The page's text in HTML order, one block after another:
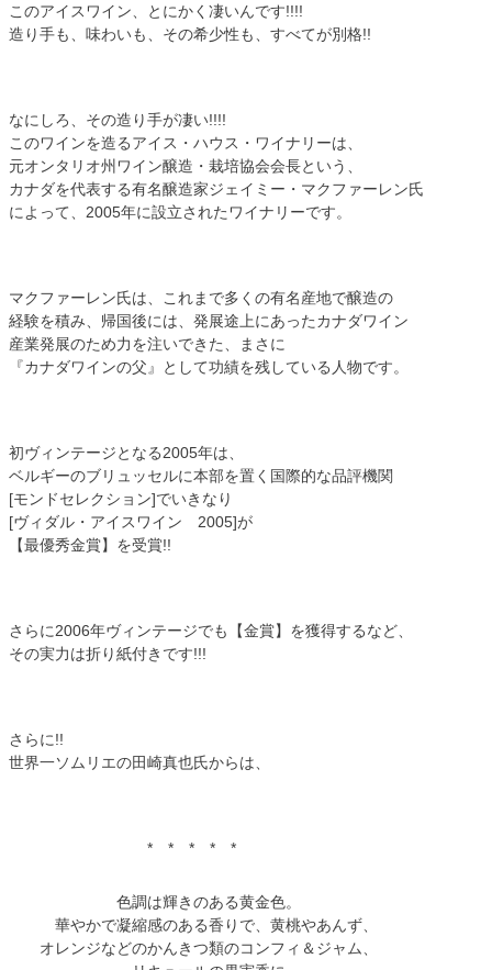
このアイスワイン、とにかく凄いんです!!!!
造り手も、味わいも、その希少性も、すべてが別格!!
なにしろ、その造り手が凄い!!!!
このワインを造るアイス・ハウス・ワイナリーは、
元オンタリオ州ワイン醸造・栽培協会会長という、
カナダを代表する有名醸造家ジェイミー・マクファーレン氏
によって、2005年に設立されたワイナリーです。
マクファーレン氏は、これまで多くの有名産地で醸造の
経験を積み、帰国後には、発展途上にあったカナダワイン
産業発展のため力を注いできた、まさに
『カナダワインの父』として功績を残している人物です。
初ヴィンテージとなる2005年は、
ベルギーのブリュッセルに本部を置く国際的な品評機関
[モンドセレクション]でいきなり
[ヴィダル・アイスワイン 2005]が
【最優秀金賞】を受賞!!
さらに2006年ヴィンテージでも【金賞】を獲得するなど、
その実力は折り紙付きです!!!
さらに!!
世界一ソムリエの田崎真也氏からは、
* * * * *
色調は輝きのある黄金色。
華やかで凝縮感のある香りで、黄桃やあんず、
オレンジなどのかんきつ類のコンフィ＆ジャム、